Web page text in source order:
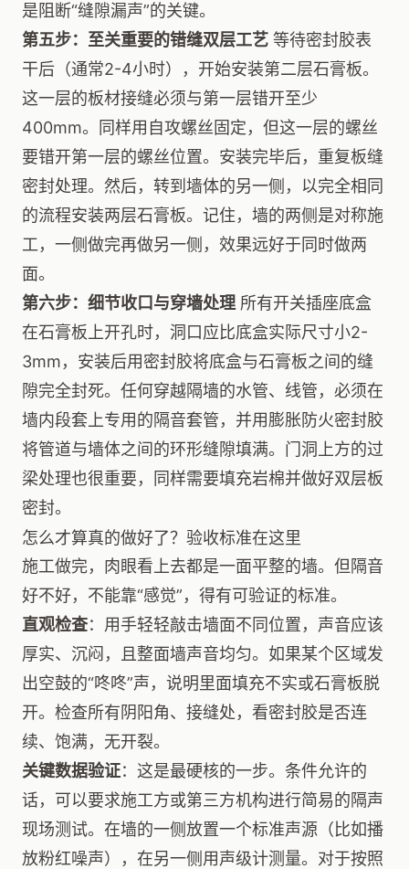
是阻断“缝隙漏声”的关键。
第五步：至关重要的错缝双层工艺 等待密封胶表
干后（通常2-4小时），开始安装第二层石膏板。
这一层的板材接缝必须与第一层错开至少
400mm。同样用自攻螺丝固定，但这一层的螺丝
要错开第一层的螺丝位置。安装完毕后，重复板缝
密封处理。然后，转到墙体的另一侧，以完全相同
的流程安装两层石膏板。记住，墙的两侧是对称施
工，一侧做完再做另一侧，效果远好于同时做两
面。
第六步：细节收口与穿墙处理 所有开关插座底盒
在石膏板上开孔时，洞口应比底盒实际尺寸小2-
3mm，安装后用密封胶将底盒与石膏板之间的缝
隙完全封死。任何穿越隔墙的水管、线管，必须在
墙内段套上专用的隔音套管，并用膨胀防火密封胶
将管道与墙体之间的环形缝隙填满。门洞上方的过
梁处理也很重要，同样需要填充岩棉并做好双层板
密封。
怎么才算真的做好了？验收标准在这里
施工做完，肉眼看上去都是一面平整的墙。但隔音
好不好，不能靠“感觉”，得有可验证的标准。
直观检查：用手轻轻敲击墙面不同位置，声音应该
厚实、沉闷，且整面墙声音均匀。如果某个区域发
出空鼓的“咚咚”声，说明里面填充不实或石膏板脱
开。检查所有阴阳角、接缝处，看密封胶是否连
续、饱满，无开裂。
关键数据验证：这是最硬核的一步。条件允许的
话，可以要求施工方或第三方机构进行简易的隔声
现场测试。在墙的一侧放置一个标准声源（比如播
放粉红噪声），在另一侧用声级计测量。对于按照